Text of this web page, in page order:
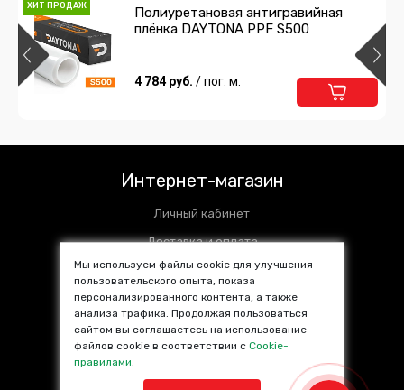
ХИТ ПРОДАЖ
Полиуретановая антигравийная
плёнка DAYTONA PPF S500
4 784 руб. / пог. м.
Интернет-магазин
Личный кабинет
Доставка и оплата
Установочные центры
Контакты
SALE %
Популярные товары
Мы используем файлы cookie для улучшения
пользовательского опыта, показа
персонализированного контента, а также
анализа трафика. Продолжая пользоваться
сайтом вы соглашаетесь на использование
файлов cookie в соответствии сCookie-
правилами.